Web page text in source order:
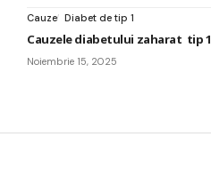
Cauze Diabet de tip 1
Cauzele diabetului zaharat tip 1
Noiembrie 15, 2025